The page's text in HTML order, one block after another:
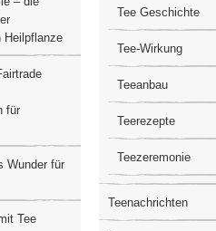
Heilpflanze
für
Wunder für
Tee
Tee Geschichte
Tee-Wirkung
Teeanbau
Teerezepte
Teezeremonie
Teenachrichten